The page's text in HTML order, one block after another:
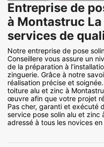
Entreprise de
à Montastruc
services de
Notre entreprise de pose
Conseillere vous assure un
de la préparation à
zinguerie. Grâce à notre
réalisation précise et
toiture alu et zinc à
œuvre afin que votre projet
Pas cher, garanti et exécuté
service pose solin alu et zinc
adressé à tous les novices